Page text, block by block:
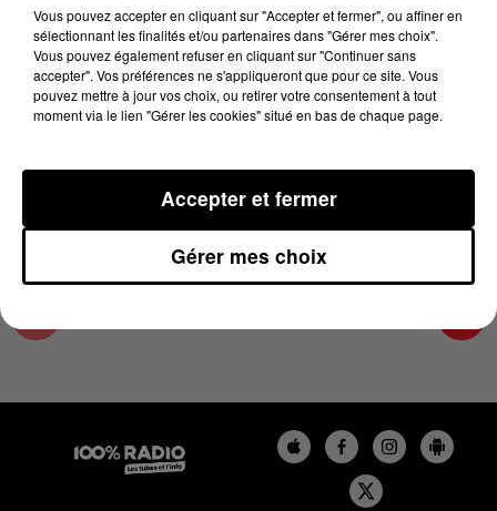
14 janvier 2025 - 1 min 13 sec
L'AGENDA DE L'ARIEGE DU 14/01/2025 À
16H38
L'agenda de l'Ariege
Vous pouvez accepter en cliquant sur "Accepter et fermer", ou affiner en
sélectionnant les finalités et/ou partenaires dans "Gérer mes choix".
Vous pouvez également refuser en cliquant sur "Continuer sans
accepter". Vos préférences ne s'appliqueront que pour ce site. Vous
pouvez mettre à jour vos choix, ou retirer votre consentement à tout
moment via le lien "Gérer les cookies" situé en bas de chaque page.
Gérer mes choix
Accepter et fermer